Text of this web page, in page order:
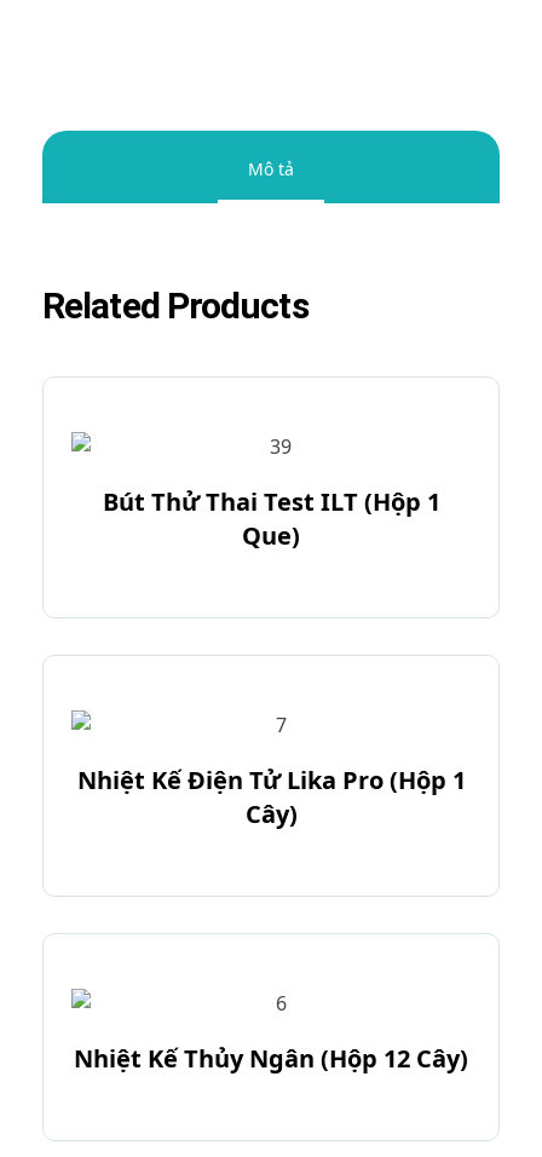
Mô tả
Related Products
Bút Thử Thai Test ILT (Hộp 1
Que)
Nhiệt Kế Điện Tử Lika Pro (Hộp 1
Cây)
Nhiệt Kế Thủy Ngân (Hộp 12 Cây)